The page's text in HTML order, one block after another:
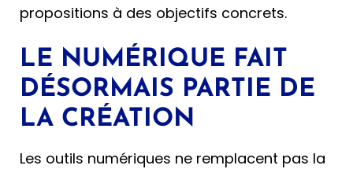
propositions à des objectifs concrets.
LE NUMÉRIQUE FAIT
DÉSORMAIS PARTIE DE
LA CRÉATION
Les outils numériques ne remplacent pas la